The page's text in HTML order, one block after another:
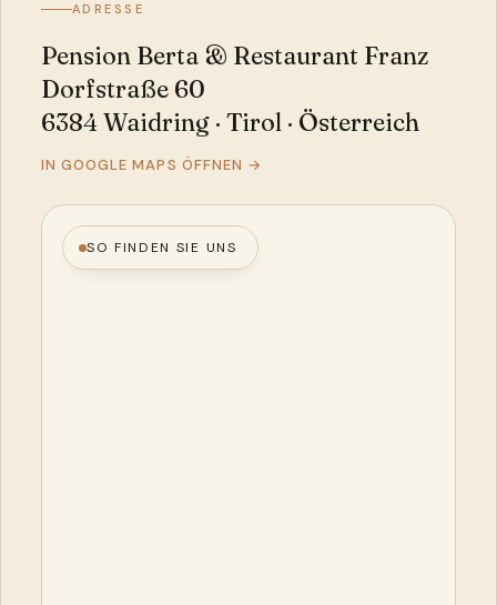
ADRESSE
Pension Berta & Restaurant Franz
Dorfstraße 60
6384 Waidring · Tirol · Österreich
IN GOOGLE MAPS ÖFFNEN →
SO FINDEN SIE UNS